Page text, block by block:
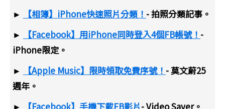
►
【相簿】iPhone快速照片分類！ - 拍照分類記事。
►
【Facebook】用iPhone同時登入4個FB帳號！ -
iPhone限定。
►
【Apple Music】限時領取免費序號！ - 莫文蔚25
週年。
►
【Facebook】手機下載FB影片- Video Saver。